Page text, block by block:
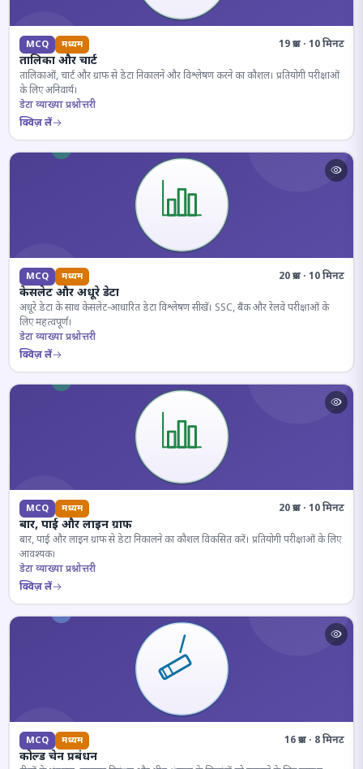
MCQ मध्यम 19 प्रश्न · 10 मिनट
तालिका और चार्ट
तालिकाओं, चार्ट और ग्राफ से डेटा निकालने और विश्लेषण करने का कौशल। प्रतियोगी परीक्षाओं
के लिए अनिवार्य।
डेटा व्याख्या प्रश्नोत्तरी
क्विज़ लें
MCQ मध्यम 20 प्रश्न · 10 मिनट
केसलेट और अधूरे डेटा
अधूरे डेटा के साथ केसलेट-आधारित डेटा विश्लेषण सीखें। SSC, बैंक और रेलवे परीक्षाओं के
लिए महत्वपूर्ण।
डेटा व्याख्या प्रश्नोत्तरी
क्विज़ लें
MCQ मध्यम 20 प्रश्न · 10 मिनट
बार, पाई और लाइन ग्राफ
बार, पाई और लाइन ग्राफ से डेटा निकालने का कौशल विकसित करें। प्रतियोगी परीक्षाओं के लिए
आवश्यक।
डेटा व्याख्या प्रश्नोत्तरी
क्विज़ लें
MCQ मध्यम 16 प्रश्न · 8 मिनट
कोल्ड चेन प्रबंधन